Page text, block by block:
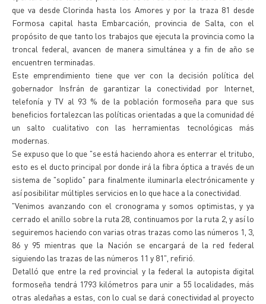
que va desde Clorinda hasta los Amores y por la traza 81 desde
Formosa capital hasta Embarcación, provincia de Salta, con el
propósito de que tanto los trabajos que ejecuta la provincia como la
troncal federal, avancen de manera simultánea y a fin de año se
encuentren terminadas.
Este emprendimiento tiene que ver con la decisión política del
gobernador Insfrán de garantizar la conectividad por Internet,
telefonía y TV al 93 % de la población formoseña para que sus
beneficios fortalezcan las políticas orientadas a que la comunidad dé
un salto cualitativo con las herramientas tecnológicas más
modernas.
Se expuso que lo que "se está haciendo ahora es enterrar el tritubo,
esto es el ducto principal por donde irá la fibra óptica a través de un
sistema de "soplido" para finalmente iluminarla electrónicamente y
así posibilitar múltiples servicios en lo que hace a la conectividad.
"Venimos avanzando con el cronograma y somos optimistas, y ya
cerrado el anillo sobre la ruta 28, continuamos por la ruta 2, y así lo
seguiremos haciendo con varias otras trazas como las números 1, 3,
86 y 95 mientras que la Nación se encargará de la red federal
siguiendo las trazas de las números 11 y 81", refirió.
Detalló que entre la red provincial y la federal la autopista digital
formoseña tendrá 1793 kilómetros para unir a 55 localidades, más
otras aledañas a estas, con lo cual se dará conectividad al proyecto